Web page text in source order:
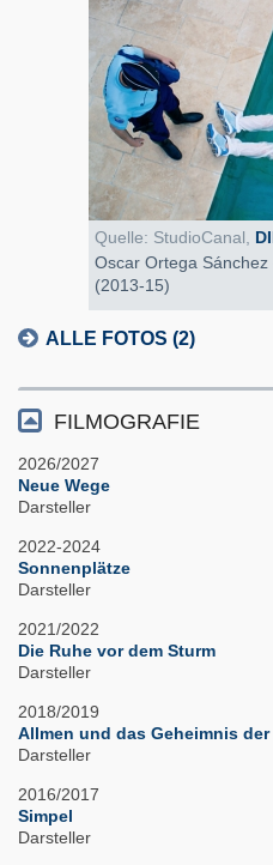
Quelle: StudioCanal,
Oscar Ortega
(2013-15)
ALLE FOTOS (2)
FILMOGRAFIE
2026/2027
Neue Wege
Darsteller
2022-2024
Sonnenplätze
Darsteller
2021/2022
Die Ruhe vor dem Sturm
Darsteller
2018/2019
Allmen und das Geheimnis der
Darsteller
2016/2017
Simpel
Darsteller